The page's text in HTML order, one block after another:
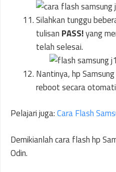
Silahkan tunggu
tulisan PASS!yang
telah selesai.
Nantinya, hp
reboot secara
Pelajari juga:Cara Flash
Demikianlah cara flash hp
Odin.